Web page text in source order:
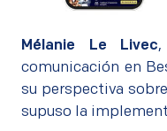
Mélanie Le Livec,
comunicación en
su perspectiva
supuso la